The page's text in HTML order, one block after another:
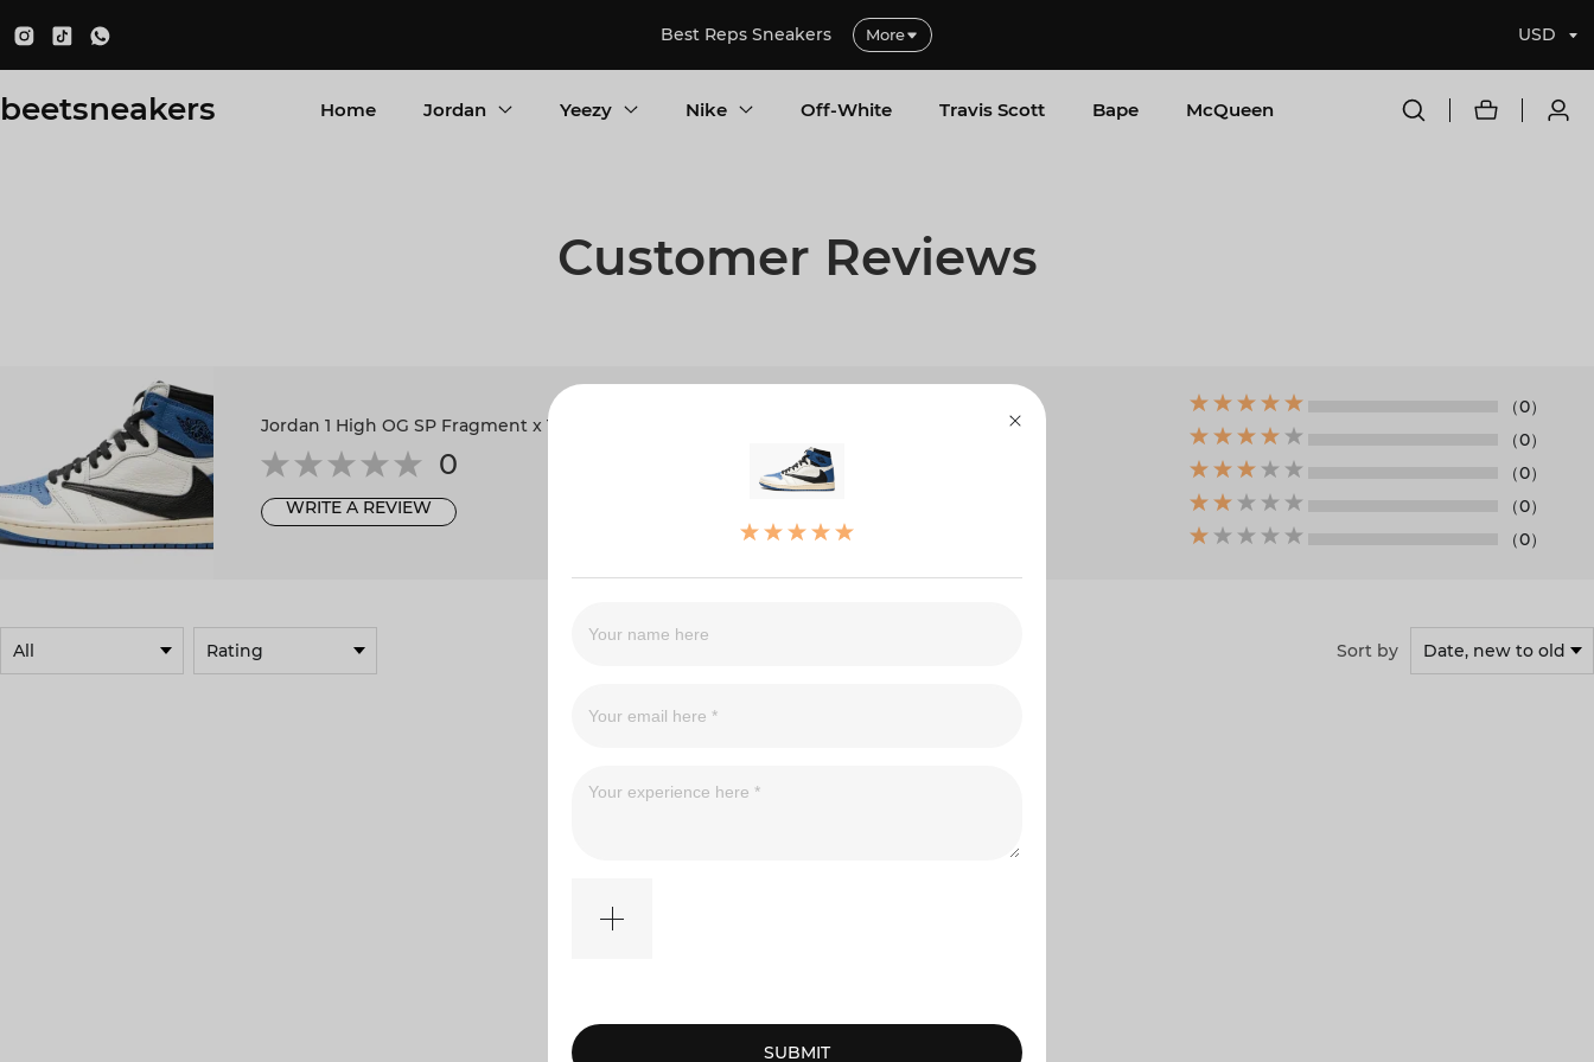
Best Reps Sneakers More USD
beetsneakers Home Jordan Yeezy Nike Off-White Travis Scott Bape McQueen
Customer Reviews
Jordan 1 High OG SP Fragment x Travis Scott
0
WRITE A REVIEW
（0）
（0）
（0）
（0）
（0）
Sort by
SUBMIT